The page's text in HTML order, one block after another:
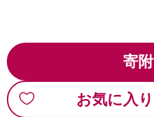
寄
お気に入